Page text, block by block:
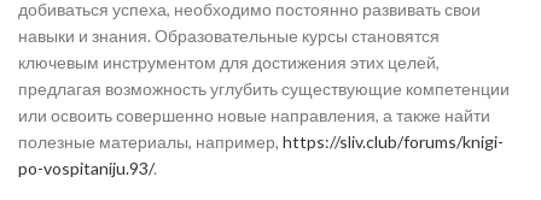
добиваться успеха, необходимо постоянно развивать свои
навыки и знания. Образовательные курсы становятся
ключевым инструментом для достижения этих целей,
предлагая возможность углубить существующие компетенции
или освоить совершенно новые направления, а также найти
полезные материалы, например, https://sliv.club/forums/knigi-
po-vospitaniju.93/.